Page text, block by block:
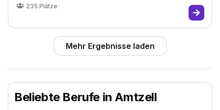
235 Plätze
Mehr Ergebnisse laden
Beliebte Berufe in Amtzell